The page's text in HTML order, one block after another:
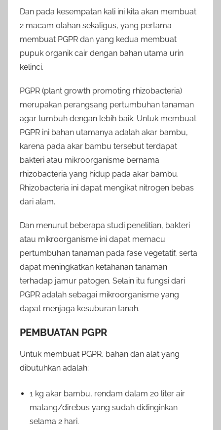
Dan pada kesempatan kali ini kita akan membuat
2 macam olahan sekaligus, yang pertama
membuat PGPR dan yang kedua membuat
pupuk organik cair dengan bahan utama urin
kelinci.
PGPR (plant growth promoting rhizobacteria)
merupakan perangsang pertumbuhan tanaman
agar tumbuh dengan lebih baik. Untuk membuat
PGPR ini bahan utamanya adalah akar bambu,
karena pada akar bambu tersebut terdapat
bakteri atau mikroorganisme bernama
rhizobacteria yang hidup pada akar bambu.
Rhizobacteria ini dapat mengikat nitrogen bebas
dari alam.
Dan menurut beberapa studi penelitian, bakteri
atau mikroorganisme ini dapat memacu
pertumbuhan tanaman pada fase vegetatif, serta
dapat meningkatkan ketahanan tanaman
terhadap jamur patogen. Selain itu fungsi dari
PGPR adalah sebagai mikroorganisme yang
dapat menjaga kesuburan tanah.
PEMBUATAN PGPR
Untuk membuat PGPR, bahan dan alat yang
dibutuhkan adalah:
1 kg akar bambu, rendam dalam 20 liter air
matang/direbus yang sudah didinginkan
selama 2 hari.